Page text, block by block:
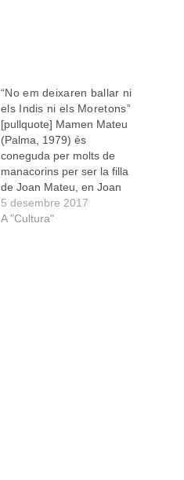
“No em deixaren ballar ni
els Indis ni els Moretons”
[pullquote] Mamen Mateu
(Palma, 1979) és
coneguda per molts de
manacorins per ser la filla
de Joan Mateu, en Joan
de Can Guixa. Aquesta
setmana va fer un
5 desembre 2017
A "Cultura"